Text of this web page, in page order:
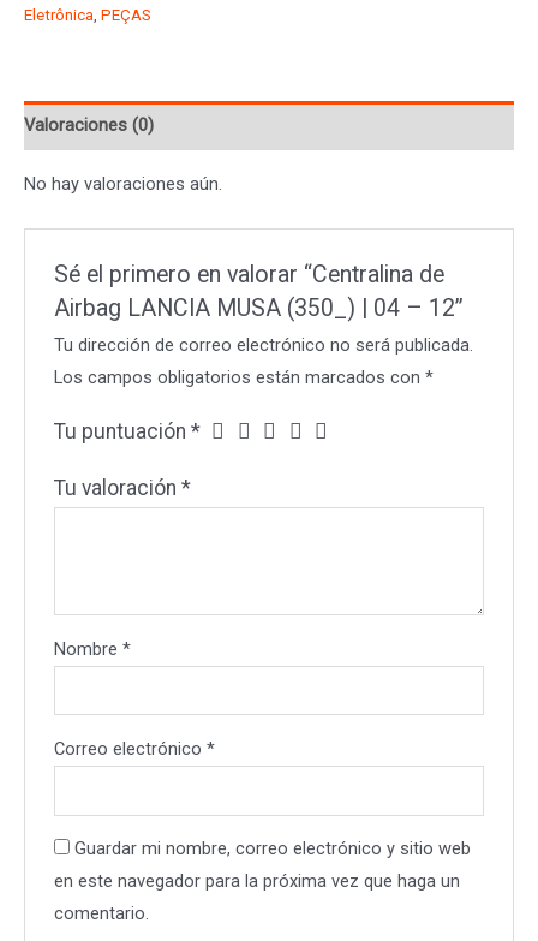
|
04
12
cantidad
Eletrônica, PEÇAS
Valoraciones (0)
No hay valoraciones aún.
Sé el primero en valorar “Centralina de
Airbag LANCIA MUSA (350_) | 04 – 12”
Tu dirección de correo electrónico no será publicada.
Los campos obligatorios están marcados con*
Tu puntuación*
Tu valoración*
Nombre*
Correo electrónico*
Guardar mi nombre, correo electrónico y sitio web
en este navegador para la próxima vez que haga un
comentario.